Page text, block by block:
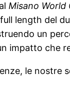
Misano World
length del
un
impatto che
le